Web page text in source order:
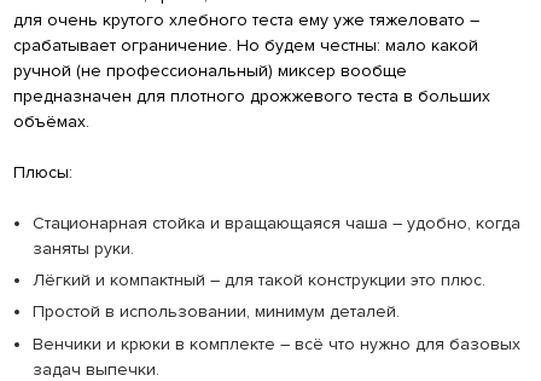
для очень крутого хлебного теста ему уже тяжеловато –
срабатывает ограничение. Но будем честны: мало какой
ручной (не профессиональный) миксер вообще
предназначен для плотного дрожжевого теста в больших
объёмах.
Плюсы:
Стационарная стойка и вращающаяся чаша – удобно, когда
заняты руки.
Лёгкий и компактный – для такой конструкции это плюс.
Простой в использовании, минимум деталей.
Венчики и крюки в комплекте – всё что нужно для базовых
задач выпечки.